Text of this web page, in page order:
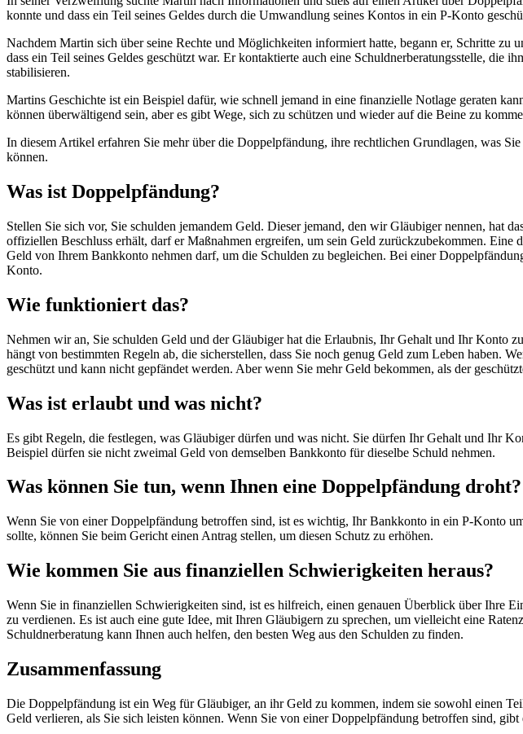
konnte und dass ein Teil seines Geldes durch die Umwandlung seines Kontos in ein P-Konto
Nachdem Martin sich über seine Rechte und Möglichkeiten informiert hatte, begann er, Schritte
dass ein Teil seines Geldes geschützt war. Er kontaktierte auch eine Schuldnerberatungsstelle,
stabilisieren.
Martins Geschichte ist ein Beispiel dafür, wie schnell jemand in eine finanzielle Notlage geraten
können überwältigend sein, aber es gibt Wege, sich zu schützen und wieder auf die Beine zu
In diesem Artikel erfahren Sie mehr über die Doppelpfändung, ihre rechtlichen Grundlagen, was
können.
Was ist Doppelpfändung?
Stellen Sie sich vor, Sie schulden jemandem Geld. Dieser jemand, den wir Gläubiger nennen, hat
offiziellen Beschluss erhält, darf er Maßnahmen ergreifen, um sein Geld zurückzubekommen.
Geld von Ihrem Bankkonto nehmen darf, um die Schulden zu begleichen. Bei einer
Konto.
Wie funktioniert das?
Nehmen wir an, Sie schulden Geld und der Gläubiger hat die Erlaubnis, Ihr Gehalt und Ihr Konto
hängt von bestimmten Regeln ab, die sicherstellen, dass Sie noch genug Geld zum Leben haben.
geschützt und kann nicht gepfändet werden. Aber wenn Sie mehr Geld bekommen, als der
Was ist erlaubt und was nicht?
Es gibt Regeln, die festlegen, was Gläubiger dürfen und was nicht. Sie dürfen Ihr Gehalt und Ihr
Beispiel dürfen sie nicht zweimal Geld von demselben Bankkonto für dieselbe Schuld nehmen.
Was können Sie tun, wenn Ihnen eine Doppelpfändung droht?
Wenn Sie von einer Doppelpfändung betroffen sind, ist es wichtig, Ihr Bankkonto in ein P-Konto
sollte, können Sie beim Gericht einen Antrag stellen, um diesen Schutz zu erhöhen.
Wie kommen Sie aus finanziellen Schwierigkeiten heraus?
Wenn Sie in finanziellen Schwierigkeiten sind, ist es hilfreich, einen genauen Überblick über Ihre
zu verdienen. Es ist auch eine gute Idee, mit Ihren Gläubigern zu sprechen, um vielleicht eine
Schuldnerberatung kann Ihnen auch helfen, den besten Weg aus den Schulden zu finden.
Zusammenfassung
Die Doppelpfändung ist ein Weg für Gläubiger, an ihr Geld zu kommen, indem sie sowohl einen
Geld verlieren, als Sie sich leisten können. Wenn Sie von einer Doppelpfändung betroffen sind,